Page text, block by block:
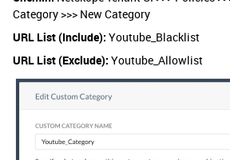
Category >>> New Category
URL List (Include): Youtube_Blacklist
URL List (Exclude): Youtube_Allowlist